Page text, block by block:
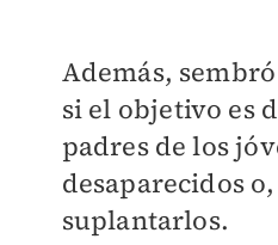
Además,
si el objetivo es
padres de los
desaparecidos
suplantarlos.